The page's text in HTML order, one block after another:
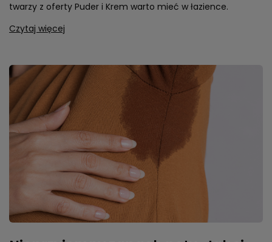
twarzy z oferty Puder i Krem warto mieć w łazience.
Czytaj więcej